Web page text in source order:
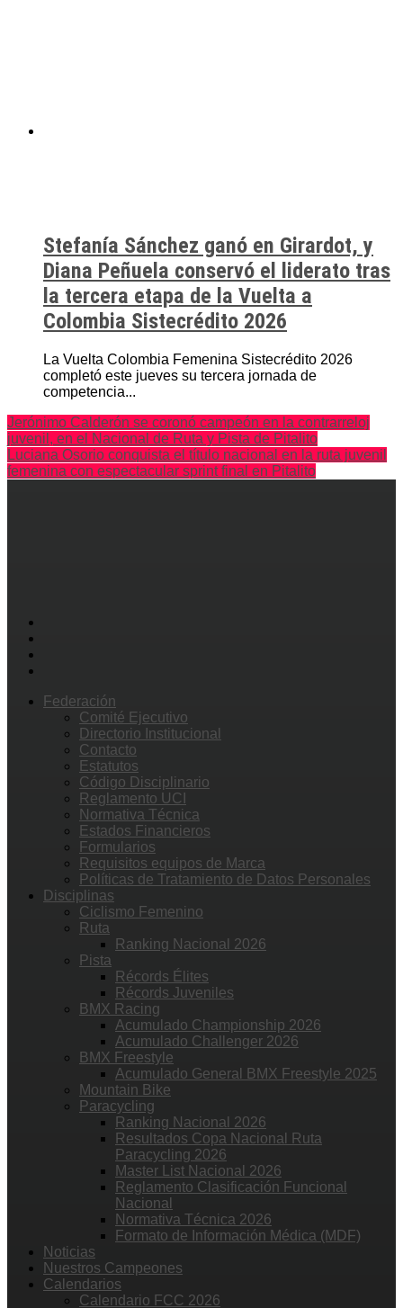
Stefanía Sánchez ganó en Girardot, y
Diana Peñuela conservó el liderato tras
la tercera etapa de la Vuelta a
Colombia Sistecrédito 2026
La Vuelta Colombia Femenina Sistecrédito 2026
completó este jueves su tercera jornada de
competencia...
Jerónimo Calderón se coronó campeón en la contrarreloj
juvenil, en el Nacional de Ruta y Pista de Pitalito
Luciana Osorio conquista el título nacional en la ruta juvenil
femenina con espectacular sprint final en Pitalito
Federación
Comité Ejecutivo
Directorio Institucional
Contacto
Estatutos
Código Disciplinario
Reglamento UCI
Normativa Técnica
Estados Financieros
Formularios
Requisitos equipos de Marca
Políticas de Tratamiento de Datos Personales
Disciplinas
Ciclismo Femenino
Ruta
Ranking Nacional 2026
Pista
Récords Élites
Récords Juveniles
BMX Racing
Acumulado Championship 2026
Acumulado Challenger 2026
BMX Freestyle
Acumulado General BMX Freestyle 2025
Mountain Bike
Paracycling
Ranking Nacional 2026
Resultados Copa Nacional Ruta
Paracycling 2026
Master List Nacional 2026
Reglamento Clasificación Funcional
Nacional
Normativa Técnica 2026
Formato de Información Médica (MDF)
Noticias
Nuestros Campeones
Calendarios
Calendario FCC 2026